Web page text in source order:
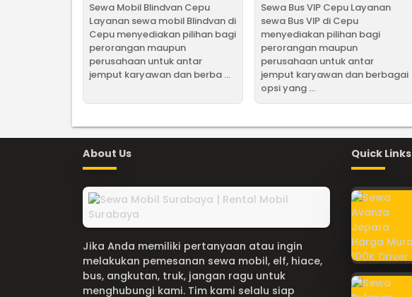
Sewa Mobil Blindvan Cepu
Layanan sewa mobil Blindvan di
Cepu menyediakan pilihan bagi
perorangan maupun
perusahaan untuk antar
jemput karyawan dan berba ...
Sewa Bus VIP Cepu Layanan
sewa Bus VIP di Cepu
menyediakan pilihan bagi
perorangan maupun
perusahaan untuk antar
jemput karyawan dan berbagai
opsi yang ...
About Us
Jika Anda memiliki pertanyaan atau ingin
melakukan pemesanan sewa mobil, elf, hiace,
bus, angkutan, truk, jangan ragu untuk
menghubungi kami. Tim kami selalu siap
Quick Links